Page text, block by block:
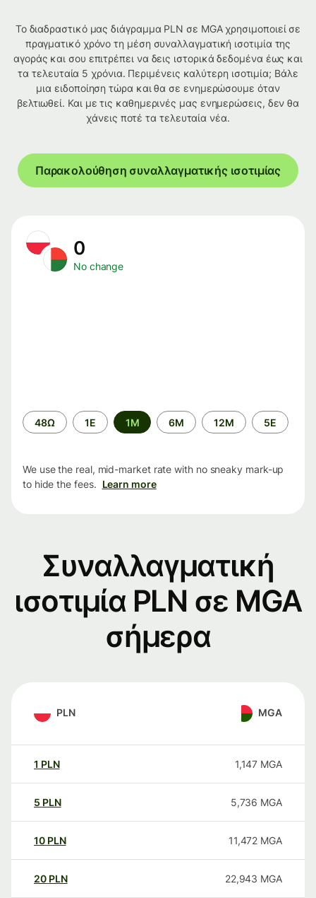
Το διαδραστικό μας διάγραμμα PLN σε MGA χρησιμοποιεί σε
πραγματικό χρόνο τη μέση συναλλαγματική ισοτιμία της
αγοράς και σου επιτρέπει να δεις ιστορικά δεδομένα έως και
τα τελευταία 5 χρόνια. Περιμένεις καλύτερη ισοτιμία; Βάλε
μια ειδοποίηση τώρα και θα σε ενημερώσουμε όταν
βελτιωθεί. Και με τις καθημερινές μας ενημερώσεις, δεν θα
χάνεις ποτέ τα τελευταία νέα.
Παρακολούθηση συναλλαγματικής ισοτιμίας
0
No change
Time
period
48Ω 1Ε 1M 6M 12M 5Ε
We use the real, mid-market rate with no sneaky mark-up
to hide the fees. Learn more
Συναλλαγματική
ισοτιμία PLN σε MGA
σήμερα
PLN MGA
1 PLN 1,147 MGA
5 PLN 5,736 MGA
10 PLN 11,472 MGA
20 PLN 22,943 MGA